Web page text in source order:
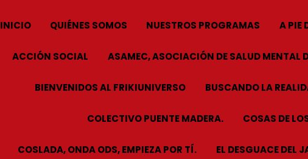
INICIO QUIÉNES SOMOS NUESTROS PROGRAMAS A PIE
ACCIÓN SOCIAL ASAMEC, ASOCIACIÓN DE SALUD MENTAL
BIENVENIDOS AL FRIKIUNIVERSO BUSCANDO LA
COLECTIVO PUENTE MADERA. COSAS DE
COSLADA, ONDA ODS, EMPIEZA POR TÍ. EL DESGUACE DEL